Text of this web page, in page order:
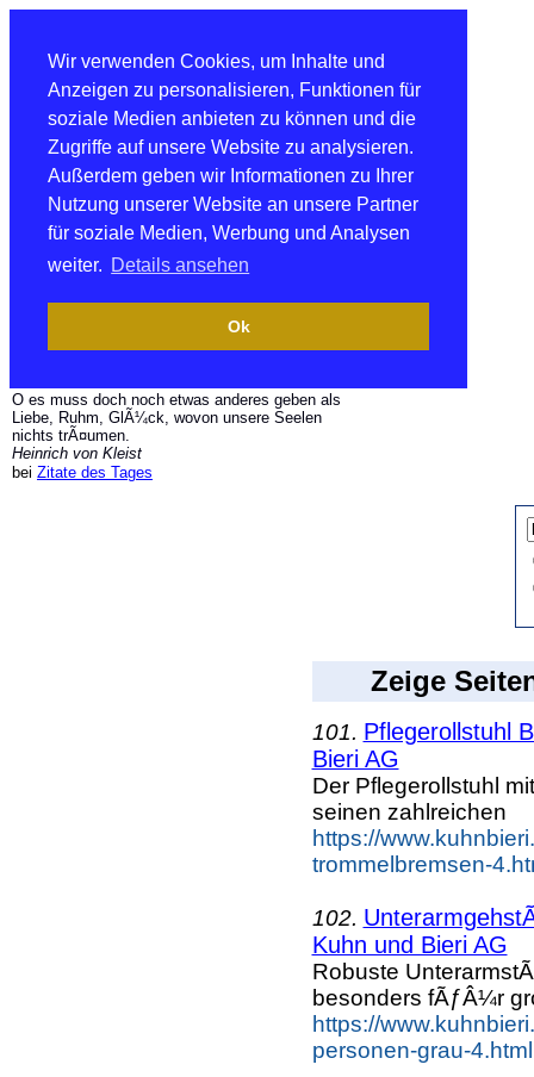
Wir verwenden Cookies, um Inhalte und
Anzeigen zu personalisieren, Funktionen für
soziale Medien anbieten zu können und die
Zugriffe auf unsere Website zu analysieren.
Außerdem geben wir Informationen zu Ihrer
Nutzung unserer Website an unsere Partner
für soziale Medien, Werbung und Analysen
weiter. Details ansehen
Ok
O es muss doch noch etwas anderes geben als
Liebe, Ruhm, GlÃ¼ck, wovon unsere Seelen
nichts trÃ¤umen.
Heinrich von Kleist
bei Zitate des Tages
Zeige
101. Pflegerollstuhl
Bieri AG
Der Pflegerollstuhl
seinen zahlreichen
https://
trommelbremsen-
102.
Kuhn und Bieri AG
Robuste
besonders fÃƒÂ¼r
https://
personen-grau-